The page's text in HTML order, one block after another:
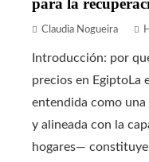
para la
Claudia Nogueira
Introducción: por
precios en EgiptoLa
entendida como
y alineada con la
hogares—